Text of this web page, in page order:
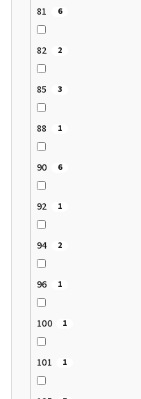
81 6
82 2
85 3
88 1
90 6
92 1
94 2
96 1
100 1
101 1